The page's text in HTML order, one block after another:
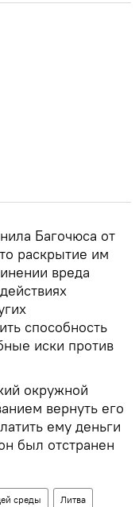
Багочюса от
раскрытие им
вреда
способность
иски против
окружной
вернуть его
ему деньги
был отстранен
среды Литва